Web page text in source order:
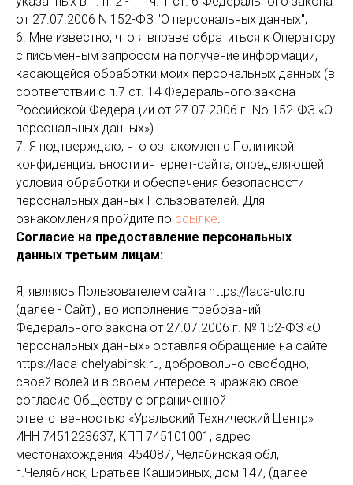
от 27.07.2006 N 152-ФЗ "О персональных данных";
6. Мне известно, что я вправе обратиться к Оператору
с письменным запросом на получение информации,
касающейся обработки моих персональных данных (в
соответствии с п.7 ст. 14 Федерального закона
Российской Федерации от 27.07.2006 г. No 152-ФЗ «О
персональных данных»).
7. Я подтверждаю, что ознакомлен с Политикой
конфиденциальности интернет-сайта, определяющей
условия обработки и обеспечения безопасности
персональных данных Пользователей. Для
ознакомления пройдите по ссылке.
Согласие на предоставление персональных
данных третьим лицам:
Я, являясь Пользователем сайта https://lada-utc.ru
(далее - Сайт) , во исполнение требований
Федерального закона от 27.07.2006 г. № 152-ФЗ «О
персональных данных» оставляя обращение на сайте
https://lada-chelyabinsk.ru, добровольно свободно,
своей волей и в своем интересе выражаю свое
согласие Обществу с ограниченной
ответственностью «Уральский Технический Центр»
ИНН 7451223637, КПП 745101001, адрес
местонахождения: 454087, Челябинская обл,
г.Челябинск, Братьев Кашириных, дом 147, (далее –